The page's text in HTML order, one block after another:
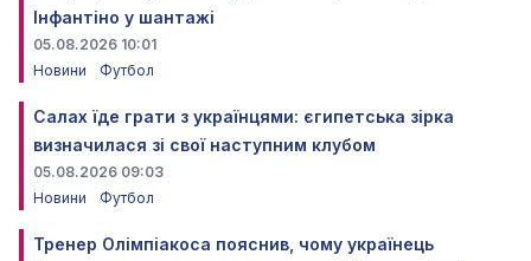
Інфантіно у шантажі
05.08.2026 10:01
Новини
Футбол
Салах їде грати з українцями: єгипетська зірка
визначилася зі свої наступним клубом
05.08.2026 09:03
Новини
Футбол
Тренер Олімпіакоса пояснив, чому українець